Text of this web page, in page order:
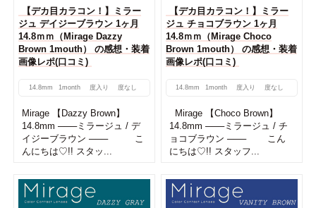
【デカ目カラコン！】ミラー
ジュ デイジーブラウン 1ヶ月
14.8ｍｍ（Mirage Dazzy
Brown 1mouth） の感想・装着
画像レポ(口コミ)
14.8mm 1month 度入り 度なし
Mirage 【Dazzy Brown】
14.8mm ───ミラージュ / デ
イジーブラウン ─── こ
んにちは♡!! スタッ...
【デカ目カラコン！】ミラー
ジュ チョコブラウン 1ヶ月
14.8ｍｍ（Mirage Choco
Brown 1mouth） の感想・装着
画像レポ(口コミ)
14.8mm 1month 度入り 度なし
Mirage 【Choco Brown】
14.8mm ───ミラージュ / チ
ョコブラウン ─── こん
にちは♡!! スタッフ...